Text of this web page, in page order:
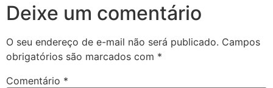
Deixe um comentário
O seu endereço de e-mail não será publicado. Campos
obrigatórios são marcados com *
Comentário *